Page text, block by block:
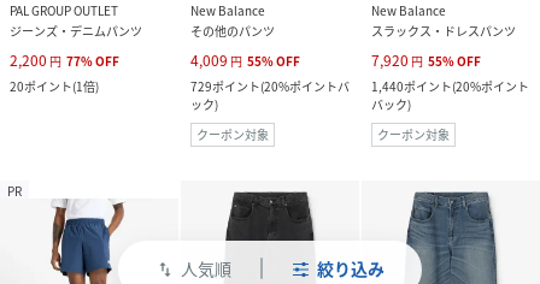
swap_vert 人気順 絞り込み
PAL GROUP OUTLET
ジーンズ・デニムパンツ
2,200 円 77%OFF
20ポイント(1倍)
New Balance
その他のパンツ
4,009 円 55%OFF
729ポイント(20%ポイントバ
ック)
クーポン対象
New Balance
スラックス・ドレスパンツ
7,920 円 55%OFF
1,440ポイント(20%ポイント
バック)
クーポン対象
PR